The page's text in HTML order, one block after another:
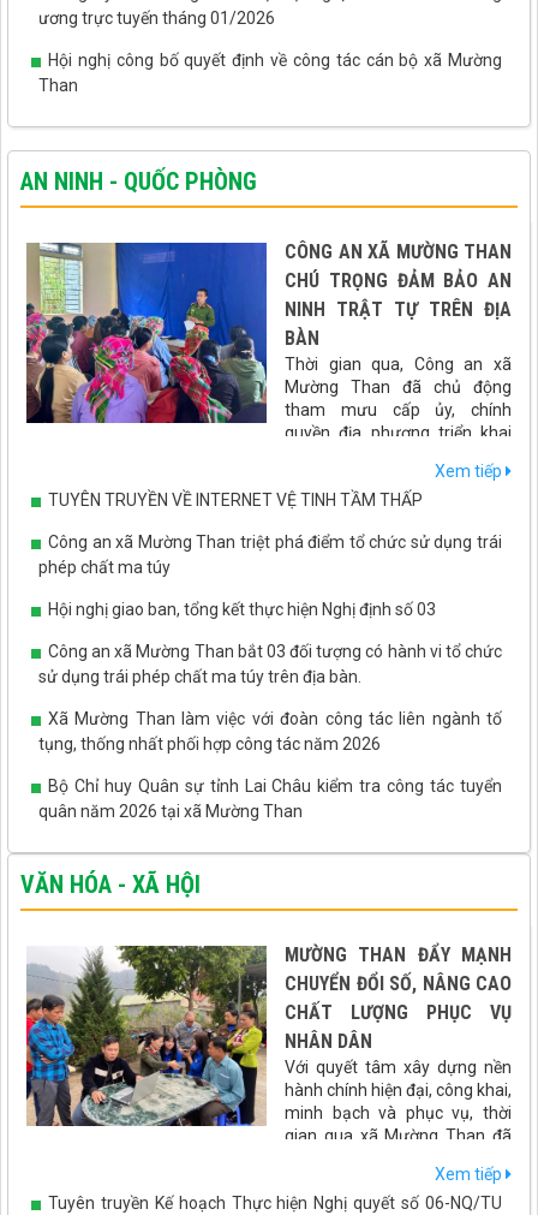
ương trực tuyến tháng 01/2026
Hội nghị công bố quyết định về công tác cán bộ xã Mường
Than
AN NINH - QUỐC PHÒNG
CÔNG AN XÃ MƯỜNG THAN
CHÚ TRỌNG ĐẢM BẢO AN
NINH TRẬT TỰ TRÊN ĐỊA
BÀN
Thời gian qua, Công an xã
Mường Than đã chủ động
tham mưu cấp ủy, chính
quyền địa phương triển khai
đảm trật tự an toàn xã hội, góp phần tạo môi trường ổn định để
phát triển kinh tế - xã hội trên địa bàn.
Xem tiếp
TUYÊN TRUYỀN VỀ INTERNET VỆ TINH TẦM THẤP
Công an xã Mường Than triệt phá điểm tổ chức sử dụng trái
phép chất ma túy
Hội nghị giao ban, tổng kết thực hiện Nghị định số 03
Công an xã Mường Than bắt 03 đối tượng có hành vi tổ chức
sử dụng trái phép chất ma túy trên địa bàn.
Xã Mường Than làm việc với đoàn công tác liên ngành tố
tụng, thống nhất phối hợp công tác năm 2026
Bộ Chỉ huy Quân sự tỉnh Lai Châu kiểm tra công tác tuyển
quân năm 2026 tại xã Mường Than
VĂN HÓA - XÃ HỘI
MƯỜNG THAN ĐẨY MẠNH
CHUYỂN ĐỔI SỐ, NÂNG CAO
CHẤT LƯỢNG PHỤC VỤ
NHÂN DÂN
Với quyết tâm xây dựng nền
hành chính hiện đại, công khai,
minh bạch và phục vụ, thời
gian qua xã Mường Than đã
mọi hoạt động quản lý, điều hành và giải quyết thủ tục hành
chính. Những kết quả đạt được không chỉ nâng cao hiệu quả hoạt
Xem tiếp
Tuyên truyền Kế hoạch Thực hiện Nghị quyết số 06-NQ/TU